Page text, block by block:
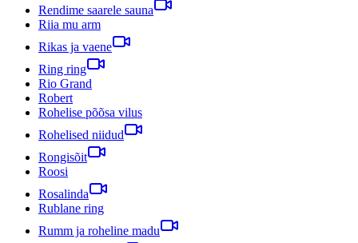
Rendime saarele sauna
Riia mu arm
Rikas ja vaene
Ring ring
Rio Grand
Robert
Rohelise põõsa vilus
Rohelised niidud
Rongisõit
Roosi
Rosalinda
Rublane ring
Rumm ja roheline madu